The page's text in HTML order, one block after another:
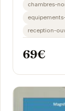
chambres-
reception-
69€